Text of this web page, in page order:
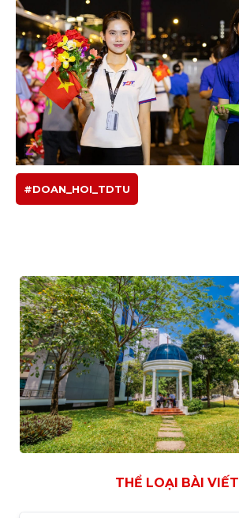
#DOAN_HOI_TDTU
THỂ LOẠI BÀI VIẾT